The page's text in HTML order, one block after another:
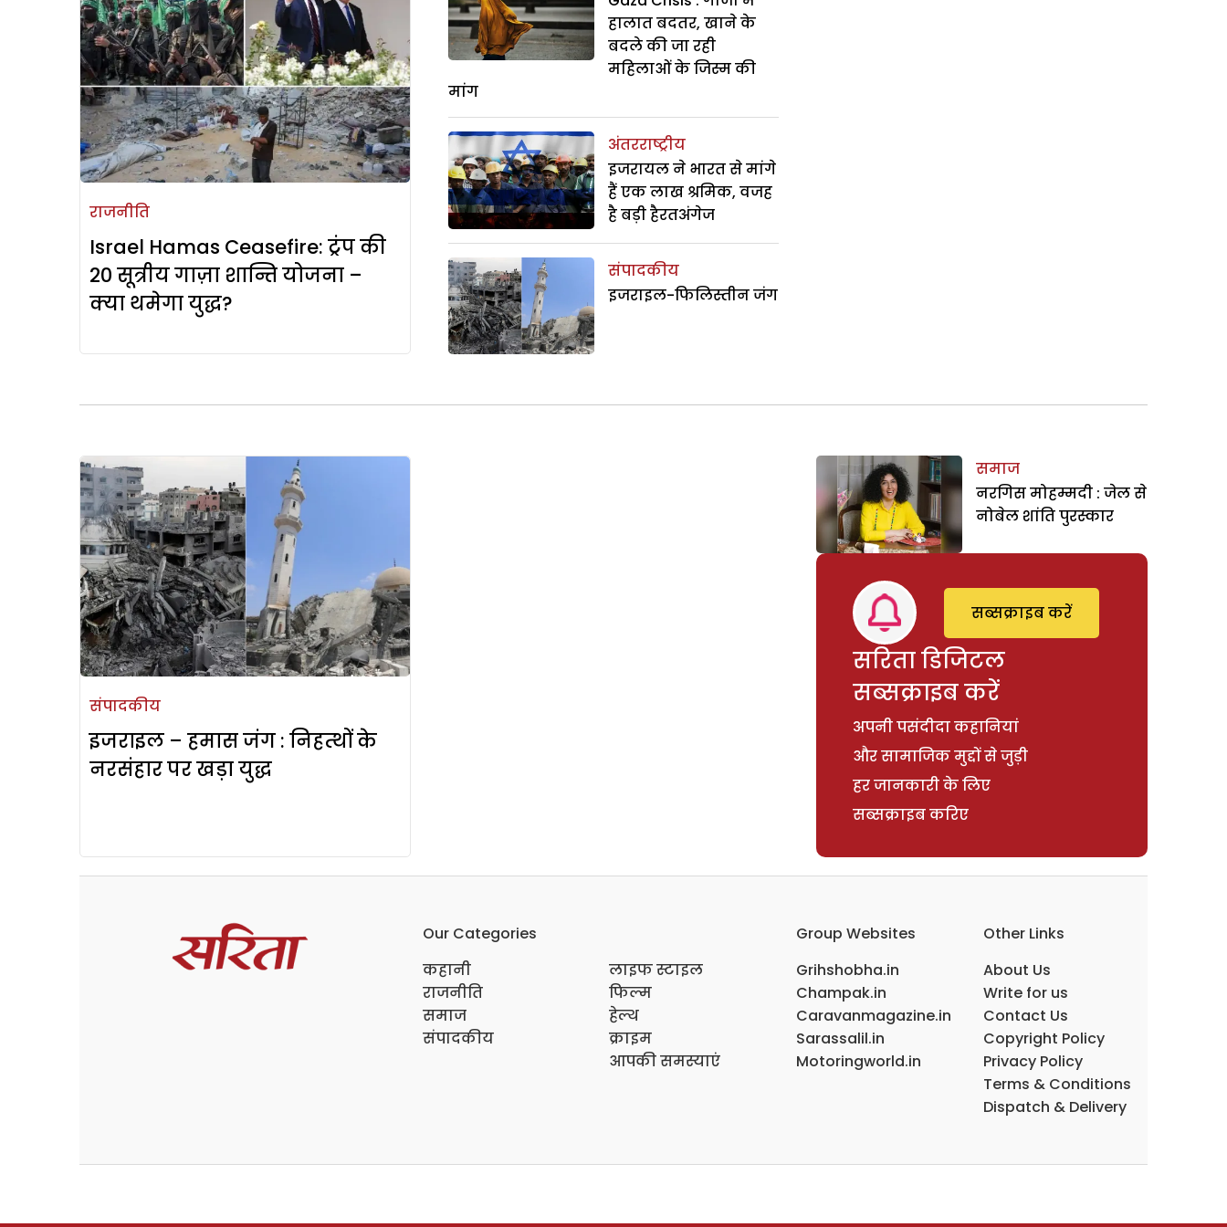
राजनीति
Israel Hamas Ceasefire: ट्रंप की
20 सूत्रीय गाज़ा शान्ति योजना –
क्या थमेगा युद्ध?
हालात बदतर, खाने के
बदले की जा रही
महिलाओं के जिस्म की
मांग
अंतरराष्ट्रीय
इजरायल ने भारत से मांगे
हैं एक लाख श्रमिक, वजह
है बड़ी हैरतअंगेज
संपादकीय
इजराइल-फिलिस्तीन जंग
संपादकीय
इजराइल – हमास जंग : निहत्थों के
नरसंहार पर खड़ा युद्ध
समाज
नरगिस मोहम्मदी : जेल से
नोबेल शांति पुरस्कार
सरिता डिजिटल
सब्सक्राइब करें
अपनी पसंदीदा कहानियां
और सामाजिक मुद्दों से जुड़ी
हर जानकारी के लिए
सब्सक्राइब करिए
सब्सक्राइब करें
Our Categories
कहानी
राजनीति
समाज
संपादकीय
लाइफ स्टाइल
फिल्म
हेल्थ
क्राइम
आपकी समस्याएं
Group Websites
Grihshobha.in
Champak.in
Caravanmagazine.in
Sarassalil.in
Motoringworld.in
Other Links
About Us
Write for us
Contact Us
Copyright Policy
Privacy Policy
Terms & Conditions
Dispatch & Delivery